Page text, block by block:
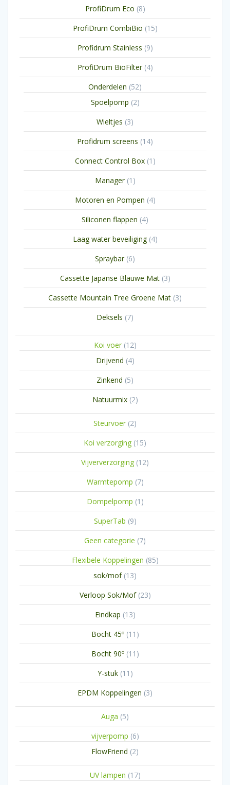
ProfiDrum Eco 88
producten
ProfiDrum CombiBio 1515
producten
Profidrum Stainless 99
producten
ProfiDrum BioFilter 44
producten
Onderdelen 5252
Spoelpomp 22
producten
Wieltjes 33
producten
Profidrum screens 1414
producten
Connect Control Box 1 1
product
Manager 1 1
product
Motoren en Pompen 44
producten
Siliconen flappen 44
producten
Laag water beveiliging 44
producten
Spraybar 66
producten
Cassette Japanse Blauwe Mat 33
producten
Cassette Mountain Tree Groene Mat 33
producten
Deksels 77
Koi voer 1212
Drijvend 44
producten
Zinkend 55
producten
Natuurmix 22
Steurvoer 22
producten
Koi verzorging 1515
producten
Vijververzorging 1212
producten
Warmtepomp 77
producten
Dompelpomp 1 1
product
SuperTab 99
producten
Geen categorie 77
producten
Flexibele Koppelingen 8585
sok/mof 1313
producten
Verloop Sok/Mof 2323
producten
Eindkap 1313
producten
Bocht 45º 11 11
producten
Bocht 90º 11 11
producten
Y-stuk 11 11
producten
EPDM Koppelingen 33
Auga 55
producten
vijverpomp 66
FlowFriend 22
UV lampen 1717